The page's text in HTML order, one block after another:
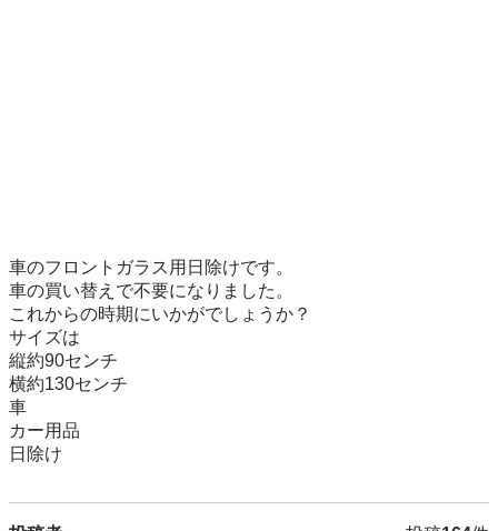
車のフロントガラス用日除けです。
車の買い替えで不要になりました。
これからの時期にいかがでしょうか？
サイズは
縦約90センチ
横約130センチ
車
カー用品
日除け